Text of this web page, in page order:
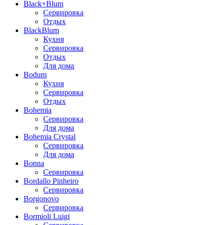
Black+Blum
Сервировка
Отдых
BlackBlum
Кухня
Сервировка
Отдых
Для дома
Bodum
Кухня
Сервировка
Отдых
Bohemia
Сервировка
Для дома
Bohemia Crystal
Сервировка
Для дома
Bonna
Сервировка
Bordallo Pinheiro
Сервировка
Borgonovo
Сервировка
Bormioli Luigi